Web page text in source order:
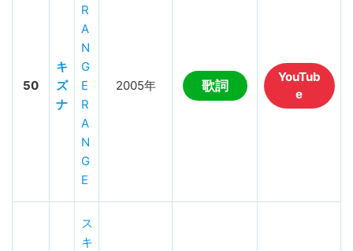
50
キ
ズ
ナ
R
A
N
G
E
R
A
N
G
E
2005年 歌詞
YouTub
e
ス
キ